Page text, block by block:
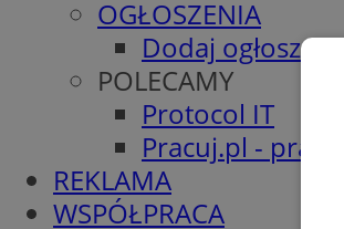
OGŁOSZENIA
Dodaj
POLECAMY
Protocol IT
Pracuj.pl -
REKLAMA
WSPÓŁPRACA